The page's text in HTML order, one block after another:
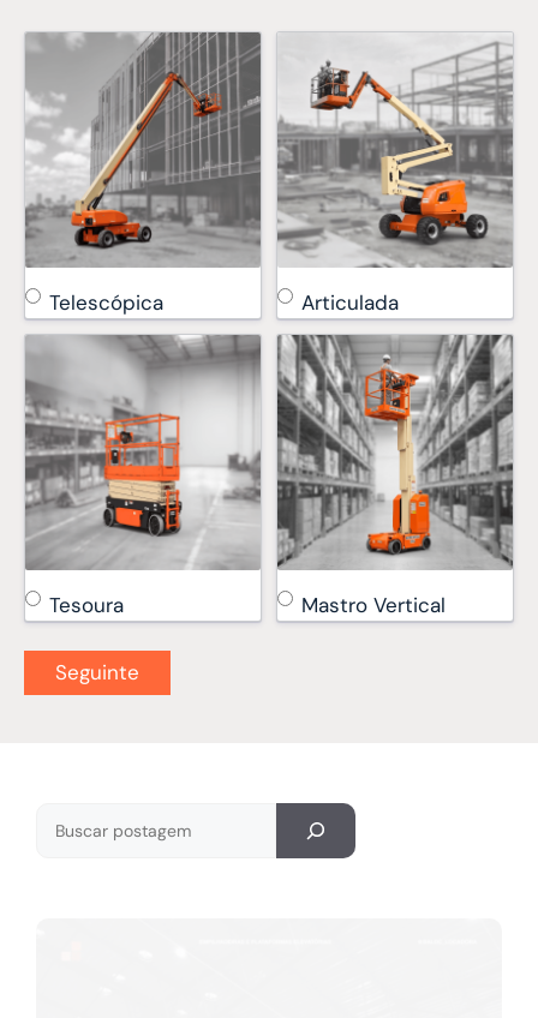
Telescópica Articulada
Tesoura Mastro Vertical